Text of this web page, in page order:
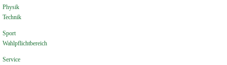
Physik
Technik
Sport
Wahlpflichtbereich
Service